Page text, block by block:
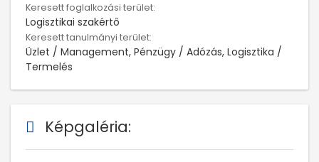
Keresett foglalkozási terület:
Logisztikai szakértő
Keresett tanulmányi terület:
Üzlet / Management, Pénzügy / Adózás, Logisztika /
Termelés
Képgaléria: